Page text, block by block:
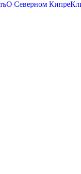
О Северном Кипре